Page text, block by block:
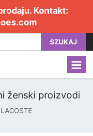
Kontakt:
SZUKAJ
ženski proizvodi